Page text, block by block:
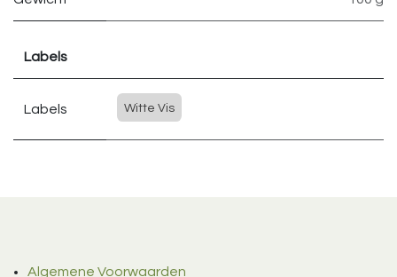
Labels
Labels Witte Vis
Algemene Voorwaarden